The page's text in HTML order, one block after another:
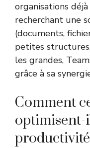
organisations
recherchant une
(documents,
petites
les grandes,
grâce à sa
Comment
optimisent-
productivité